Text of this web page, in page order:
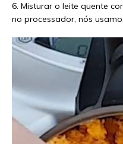
6. Misturar o leite quente
no processador, nós